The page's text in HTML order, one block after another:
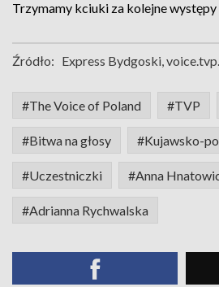
Trzymamy kciuki za kolejne
Źródło: Express Bydgoski,
#The Voice of Poland #TVP
#Bitwa na głosy #Kujawsko-
#Uczestniczki #Anna
#Adrianna Rychwalska